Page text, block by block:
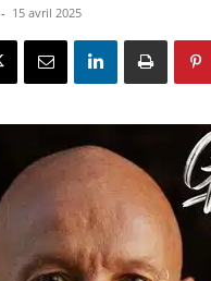
- 15 avril 2025